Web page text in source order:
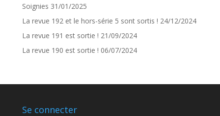
Soignies 31/01/2025
La revue 192 et le hors-série 5 sont sortis ! 24/12/2024
La revue 191 est sortie ! 21/09/2024
La revue 190 est sortie ! 06/07/2024
Se connecter